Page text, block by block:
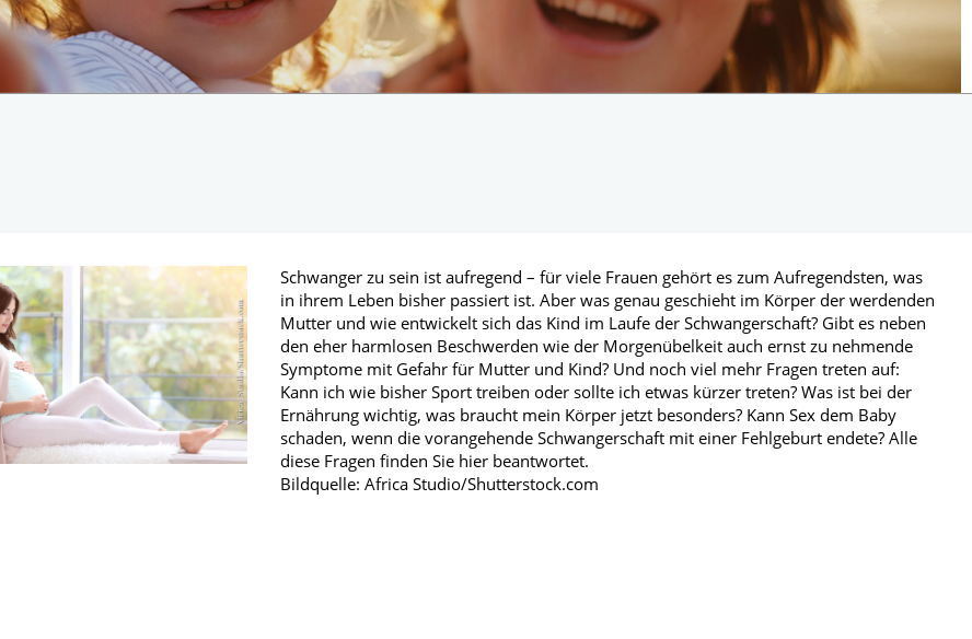
Männerkrankheiten
Schwanger zu sein ist aufregend – für viele Frauen gehört es zum Aufregendsten, was
in ihrem Leben bisher passiert ist. Aber was genau geschieht im Körper der werdenden
Mutter und wie entwickelt sich das Kind im Laufe der Schwangerschaft? Gibt es neben
den eher harmlosen Beschwerden wie der Morgenübelkeit auch ernst zu nehmende
Symptome mit Gefahr für Mutter und Kind? Und noch viel mehr Fragen treten auf:
Kann ich wie bisher Sport treiben oder sollte ich etwas kürzer treten? Was ist bei der
Ernährung wichtig, was braucht mein Körper jetzt besonders? Kann Sex dem Baby
schaden, wenn die vorangehende Schwangerschaft mit einer Fehlgeburt endete? Alle
diese Fragen finden Sie hier beantwortet.
Bildquelle: Africa Studio/Shutterstock.com